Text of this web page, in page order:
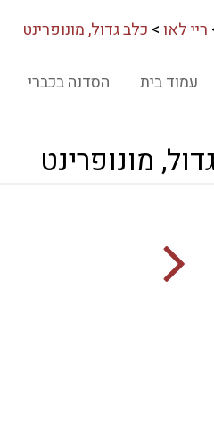
ריי לאו> כלב גדול, מונופרינט
הסדנה בכברי עמוד בית
מונופרינט